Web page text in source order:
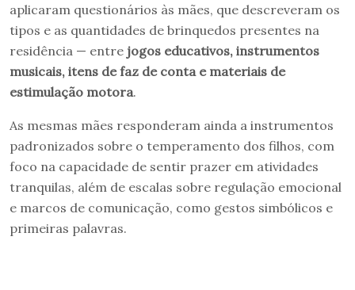
aplicaram questionários às mães, que descreveram os
tipos e as quantidades de brinquedos presentes na
residência — entre jogos educativos, instrumentos
musicais, itens de faz de conta e materiais de
estimulação motora.
As mesmas mães responderam ainda a instrumentos
padronizados sobre o temperamento dos filhos, com
foco na capacidade de sentir prazer em atividades
tranquilas, além de escalas sobre regulação emocional
e marcos de comunicação, como gestos simbólicos e
primeiras palavras.